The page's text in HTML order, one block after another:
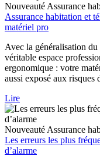
Nouveauté Assurance
Assurance habitation et
matériel pro
Avec la généralisation
véritable espace
ergonomique : votre
aussi exposé aux risques
Lire
Nouveauté Assurance
Les erreurs les plus
d’alarme